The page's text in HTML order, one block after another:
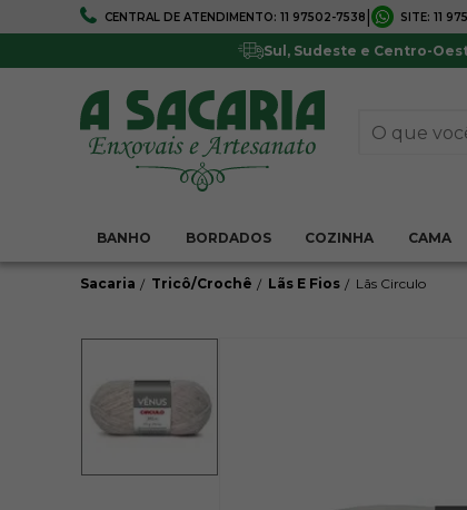
CENTRAL DE ATENDIMENTO: 11 97502-7538 SITE: 11
Sul, Sudeste e Centro-
BANHO BORDADOS COZINHA CAMA
FRETE GRÁTIS 5% DE DESCONTO
Pagamentos via
Sacaria Tricô/Crochê Lãs E Fios Lãs Circulo